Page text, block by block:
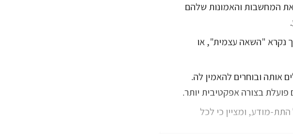
המחשבות והאמונות שלהם
נקרא "השאה עצמית", או
אותה ובוחרים להאמין לה.
בצורה אפקטיבית יותר.
מודע, ומציין כי לכל